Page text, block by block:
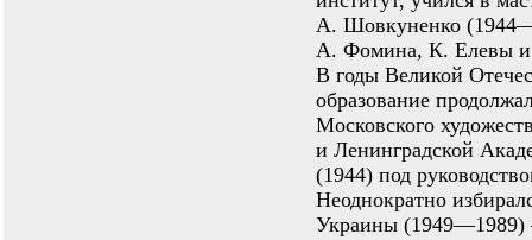
А. Шовкуненко
А. Фомина, К. Елевы и
В годы Великой
образование
Московского
и Ленинградской
(1944) под
Неоднократно
Украины (1949—1989)